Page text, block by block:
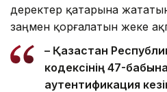
деректер қатарына
заңмен қорғалатын жеке
– Қазақстан
кодексінің 47-
аутентификация